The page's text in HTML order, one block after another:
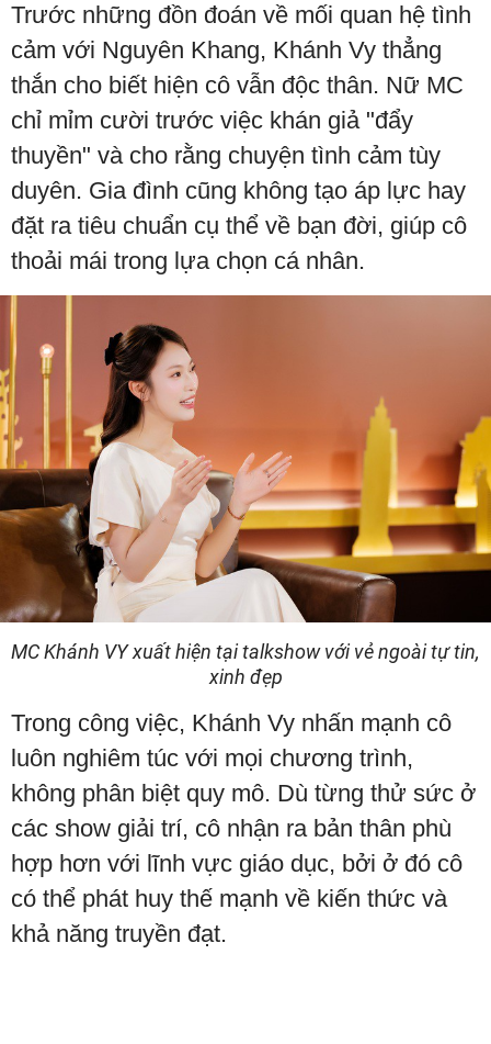
Trước những đồn đoán về mối quan hệ tình
cảm với Nguyên Khang, Khánh Vy thẳng
thắn cho biết hiện cô vẫn độc thân. Nữ MC
chỉ mỉm cười trước việc khán giả "đẩy
thuyền" và cho rằng chuyện tình cảm tùy
duyên. Gia đình cũng không tạo áp lực hay
đặt ra tiêu chuẩn cụ thể về bạn đời, giúp cô
thoải mái trong lựa chọn cá nhân.
MC Khánh VY xuất hiện tại talkshow với vẻ ngoài tự tin,
xinh đẹp
Trong công việc, Khánh Vy nhấn mạnh cô
luôn nghiêm túc với mọi chương trình,
không phân biệt quy mô. Dù từng thử sức ở
các show giải trí, cô nhận ra bản thân phù
hợp hơn với lĩnh vực giáo dục, bởi ở đó cô
có thể phát huy thế mạnh về kiến thức và
khả năng truyền đạt.